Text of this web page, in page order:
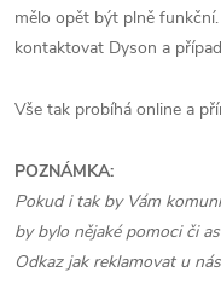
mělo opět být plně
kontaktovat Dyson a
Vše tak probíhá online a
POZNÁMKA:
Pokud i tak by Vám
by bylo nějaké pomoci či
Odkaz jak reklamovat u nás